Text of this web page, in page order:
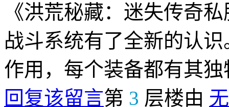
《洪荒秘藏：迷失传奇
战斗系统有了全新的认
作用，每个装备都有其
回复该留言第 3 层楼由